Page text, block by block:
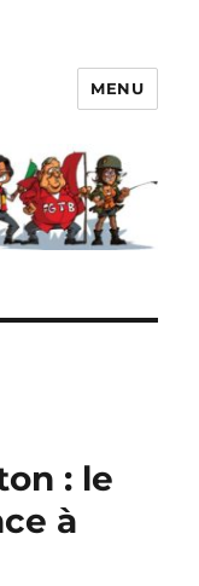
MENU
: le
à